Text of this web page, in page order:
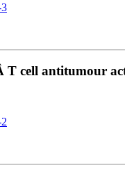
T cell antitumour